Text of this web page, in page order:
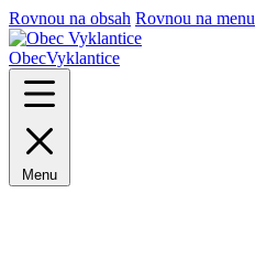
Rovnou na obsah Rovnou na menu
ObecVyklantice
Menu